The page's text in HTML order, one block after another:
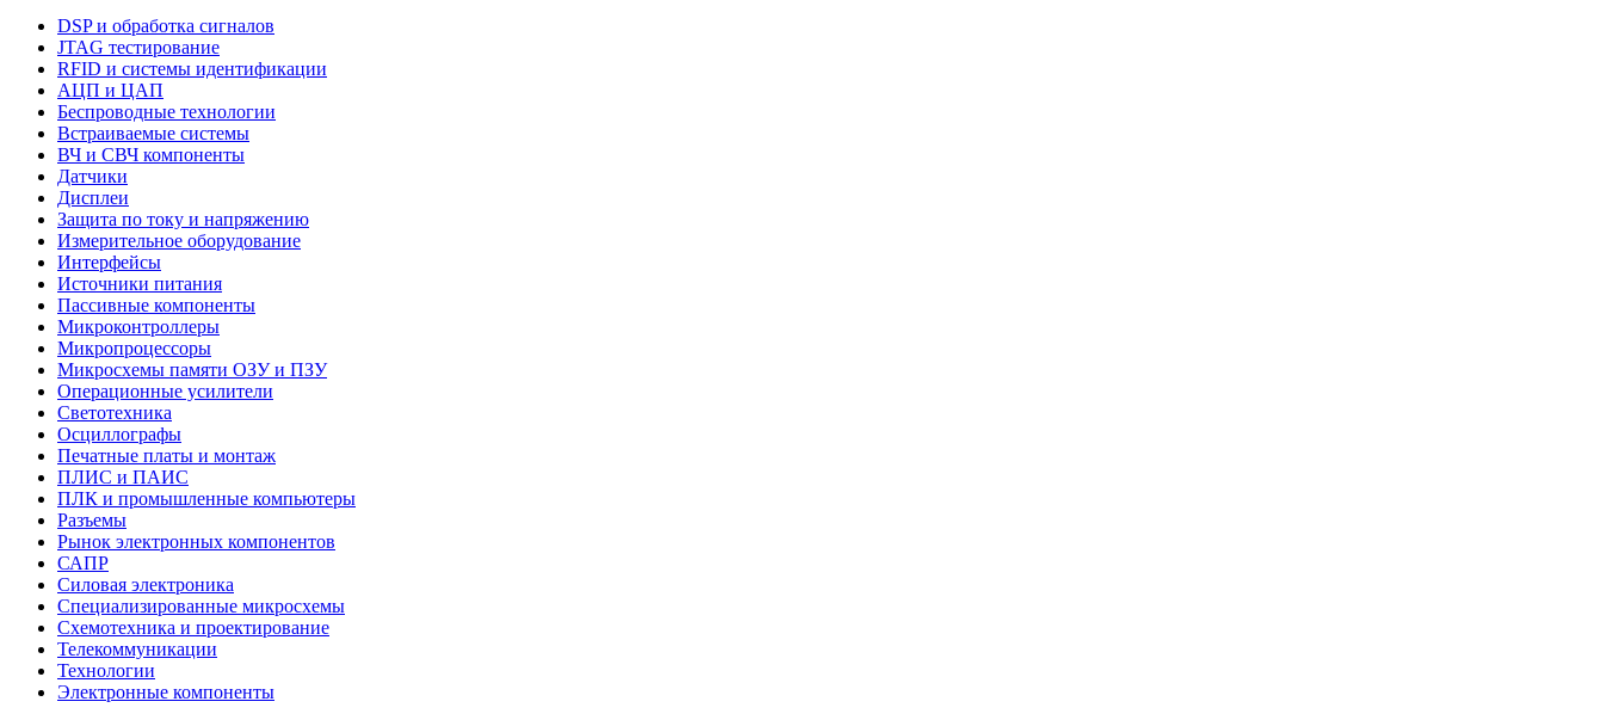
DSP и обработка сигналов
JTAG тестирование
RFID и системы идентификации
АЦП и ЦАП
Беспроводные технологии
Встраиваемые системы
ВЧ и СВЧ компоненты
Датчики
Дисплеи
Защита по току и напряжению
Измерительное оборудование
Интерфейсы
Источники питания
Пассивные компоненты
Микроконтроллеры
Микропроцессоры
Микросхемы памяти ОЗУ и ПЗУ
Операционные усилители
Светотехника
Осциллографы
Печатные платы и монтаж
ПЛИС и ПАИС
ПЛК и промышленные компьютеры
Разъемы
Рынок электронных компонентов
САПР
Силовая электроника
Специализированные микросхемы
Схемотехника и проектирование
Телекоммуникации
Технологии
Электронные компоненты